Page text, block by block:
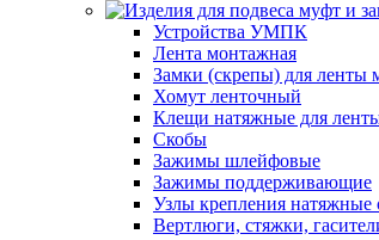
Устройства УМПК
Лента монтажная
Замки (скрепы) для ленты
Хомут ленточный
Клещи натяжные для
Скобы
Зажимы шлейфовые
Зажимы поддерживающие
Узлы крепления натяжные
Вертлюги, стяжки,